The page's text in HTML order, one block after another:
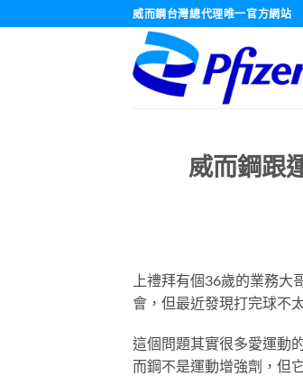
威而鋼台灣總代理唯一官方網站
威而鋼跟
上禮拜有個36歲的業務
會，但最近發現打完球不
這個問題其實很多愛運動
而鋼不是運動增強劑，但